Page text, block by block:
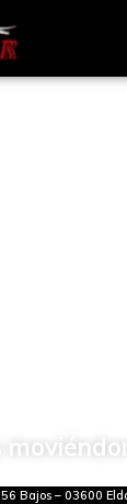
Bajos – 03600